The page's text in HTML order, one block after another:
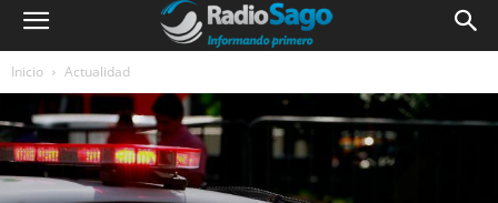
Inicio Actualidad